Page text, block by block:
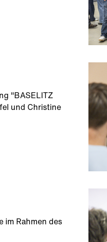
"BASELITZ
und Christine
im Rahmen des